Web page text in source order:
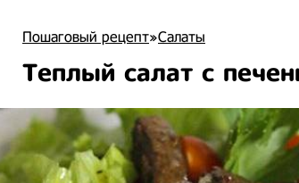
Пошаговый рецепт»Салаты
Теплый салат с